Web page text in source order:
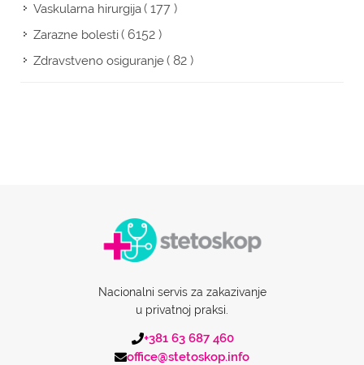
Vaskularna hirurgija( 177 )
Zarazne bolesti( 6152 )
Zdravstveno osiguranje( 82 )
Nacionalni servis za zakazivanje
u privatnoj praksi.
+381 63 687 460
office@stetoskop.info